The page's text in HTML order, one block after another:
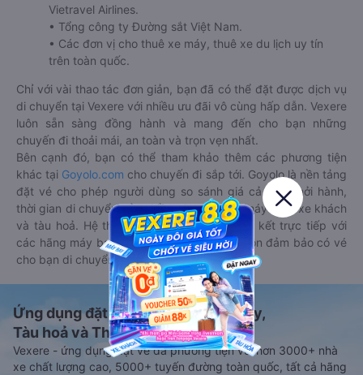
Vietravel Airlines.
• Tổng công ty Đường sắt Việt Nam.
• Các đơn vị cho thuê xe máy, thuê xe du lịch uy tín
trên toàn quốc.
Chỉ với vài thao tác đơn giản, bạn đã có thể đặt được dịch vụ
di chuyển tại Vexere với nhiều ưu đãi vô cùng hấp dẫn. Vexere
luôn sẵn sàng đồng hành và mang đến cho bạn những
chuyến đi thoải mái, an toàn và trọn vẹn nhất.
Bên cạnh đó, bạn có thể tham khảo thêm các phương tiện
khác tại Goyolo.com cho chuyến đi sắp tới. Goyolo là nền tảng
đặt vé cho phép người dùng so sánh giá cả, giờ khởi hành,
thời gian di chuyển của nhiều phương tiện máy bay, xe khách
và tàu hoả. Hệ thống của Goyolo được liên kết trực tiếp với
các hãng máy bay, xe khách và tàu hoả, luôn đảm bảo có vé
cho bạn di chuyển.
Ứng dụng đặt vé Xe khách, Máy bay,
Tàu hoả và Thuê xe
Vexere - ứng dụng đặt vé đa phương tiện với hơn 3000+ nhà
xe chất lượng cao, 5000+ tuyến đường toàn quốc, tất cả hãng